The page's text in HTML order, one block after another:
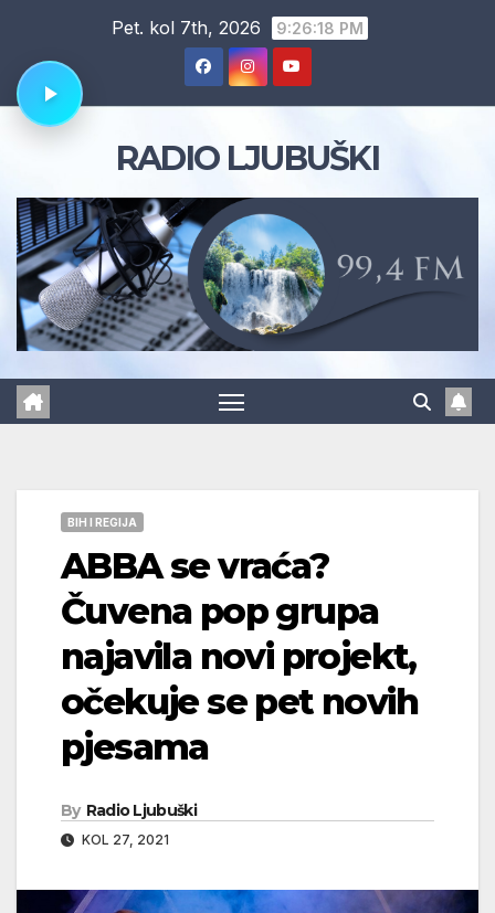
content
Pet. kol 7th, 2026 9:26:18 PM
RADIO LJUBUŠKI
BIH I REGIJA
ABBA se vraća?
Čuvena pop grupa
najavila novi projekt,
očekuje se pet novih
pjesama
By Radio Ljubuški
KOL 27, 2021